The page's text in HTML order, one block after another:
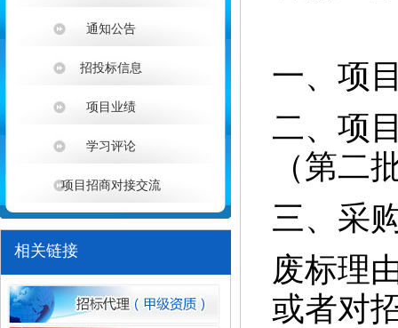
通知公告
招投标信息
项目业绩
学习评论
项目招商对接交流
相关链接
一、项
二、项
（第二
三、采
废标理
或者对